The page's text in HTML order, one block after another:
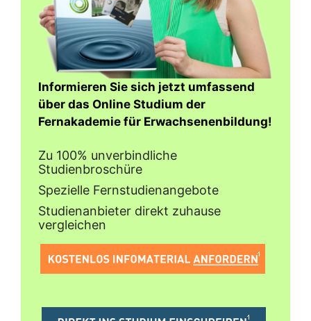
Informieren Sie sich jetzt umfassend
über das Online Studium der
Fernakademie für Erwachsenenbildung!
Zu 100% unverbindliche
Studienbroschüre
Spezielle Fernstudienangebote
Studienanbieter direkt zuhause
vergleichen